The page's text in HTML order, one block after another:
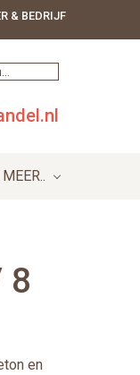
& BEDRIJF
MEER..
8
en